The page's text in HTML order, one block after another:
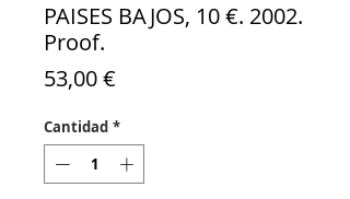
PAISES BAJOS, 10 €. 2002.
Proof.
53,00 €
Cantidad *